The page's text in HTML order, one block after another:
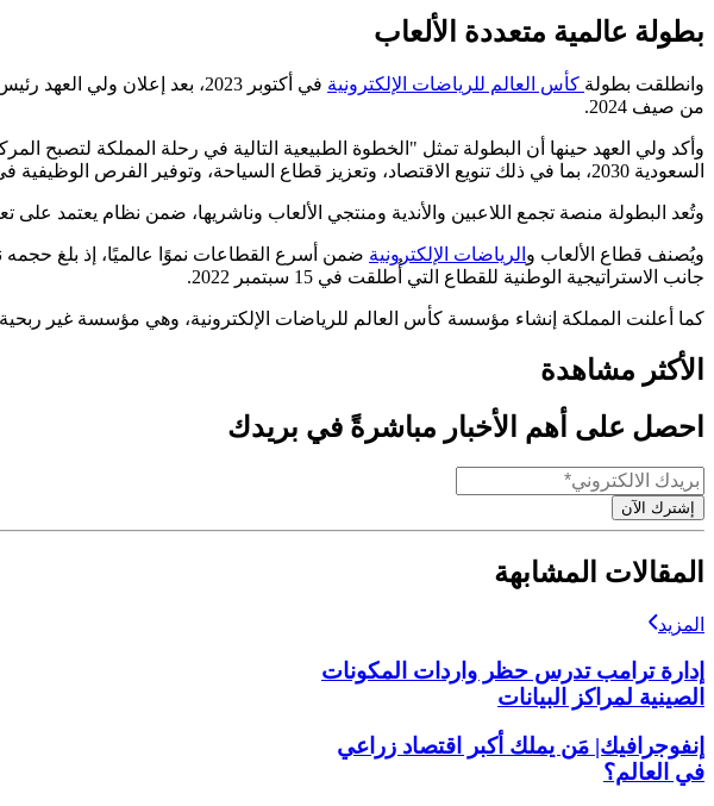
بطولة عالمية متعددة الألعاب
وانطلقت بطولة كأس العالم للرياضات الإلكترونية
في أكتوبر 2023، بعد إعلان
من صيف 2024.
وأكد ولي العهد حينها أن البطولة تمثل "الخطوة الطبيعية التالية في رحلة المملكة لتصبح
السعودية 2030، بما في ذلك تنويع الاقتصاد، وتعزيز قطاع السياحة، وتوفير الفرص الوظيفية في مختلف القطاعات، وتقديم ترفيه عالي المستوى للمواطنين والمقيمين والزائرين على حد سواء".
وتُعد البطولة منصة تجمع اللاعبين والأندية ومنتجي الألعاب وناشريها، ضمن نظام يعتمد على
ويُصنف قطاع الألعاب و الرياضات الإلكترونية
جانب الاستراتيجية الوطنية للقطاع التي أُطلقت في 15 سبتمبر 2022.
كما أعلنت المملكة إنشاء مؤسسة كأس العالم للرياضات الإلكترونية، وهي مؤسسة غير
الأكثر مشاهدة
احصل على أهم الأخبار مباشرةً في بريدك
إشترك الآن
المقالات المشابهة
المزيد
إدارة ترامب تدرس حظر واردات المكونات
الصينية لمراكز البيانات
إنفوجرافيك| مَن يملك أكبر اقتصاد زراعي
في العالم؟